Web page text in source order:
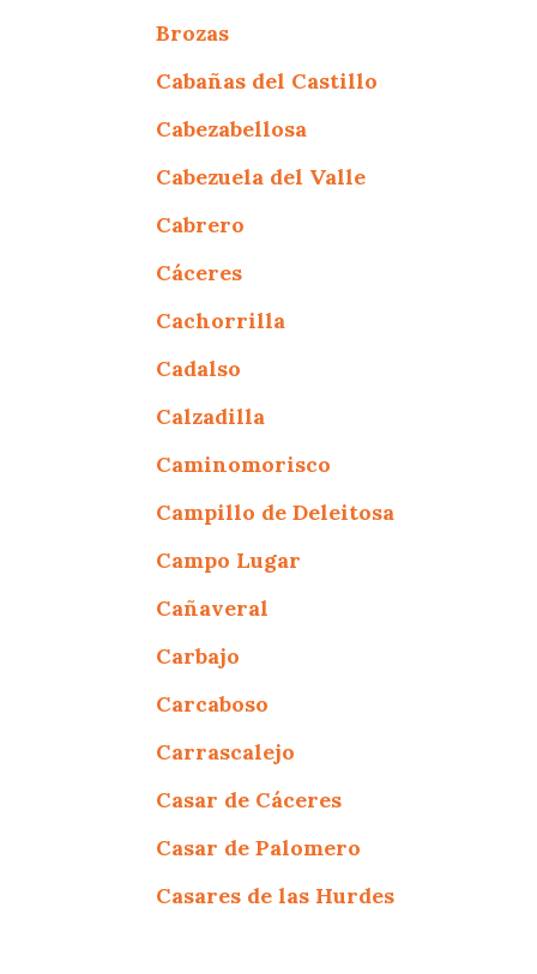
Brozas
Cabañas del Castillo
Cabezabellosa
Cabezuela del Valle
Cabrero
Cáceres
Cachorrilla
Cadalso
Calzadilla
Caminomorisco
Campillo de Deleitosa
Campo Lugar
Cañaveral
Carbajo
Carcaboso
Carrascalejo
Casar de Cáceres
Casar de Palomero
Casares de las Hurdes